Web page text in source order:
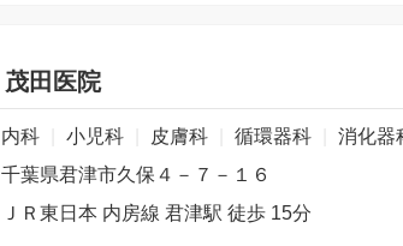
茂田医院
内科 小児科 皮膚科 循環器科 消化器
千葉県君津市久保４－７－１６
ＪＲ東日本 内房線 君津駅 徒歩 15分